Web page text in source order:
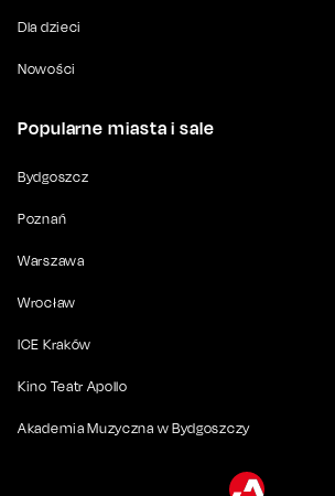
Dla dzieci
Nowości
Popularne miasta i sale
Bydgoszcz
Poznań
Warszawa
Wrocław
ICE Kraków
Kino Teatr Apollo
Akademia Muzyczna w Bydgoszczy